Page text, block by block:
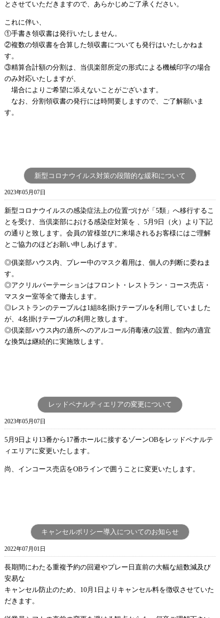
とさせていただきますので、あらかじめご了承ください。
これに伴い、
①手書き領収書は発行いたしません。
②複数の領収書を合算した領収書についても発行はいたしかねま
す。
③精算合計額の分割は、当倶楽部所定の形式による機械印字の場合
のみ対応いたしますが、
場合によりご希望に添えないことがございます。
なお、分割領収書の発行には時間要しますので、ご了解願いま
す。
新型コロナウイルス対策の段階的な緩和について
2023年05月07日
新型コロナウイルスの感染症法上の位置づけが「5類」へ移行するこ
とを受け、当倶楽部における感染症対策を 、5月9日（火）より下記
の通りと致します。会員の皆様並びに来場されるお客様にはご理解
とご協力のほどお願い申しあげます。
◎俱楽部ハウス内、プレー中のマスク着用は、個人の判断に委ねま
す。
◎アクリルパーテーションはフロント・レストラン・コース売店・
マスター室等全て撤去します。
◎レストランのテーブルは1組8名掛けテーブルを利用していました
が、4名掛けテーブルの利用と致します。
◎倶楽部ハウス内の適所へのアルコール消毒液の設置、館内の適宜
な換気は継続的に実施致します。
レッドペナルティエリアの変更について
2023年05月07日
5月9日より13番から17番ホールに接するゾーンOBをレッドペナルテ
ィエリアに変更いたします。
尚、インコース売店をOBラインで囲うことに変更いたします。
キャンセルポリシー導入についてのお知らせ
2022年07月01日
長期間にわたる重複予約の回避やプレー日直前の大幅な組数減及び
安易な
キャンセル防止のため、 10月 1 日よりキャンセル料を徴収させていた
だきます。